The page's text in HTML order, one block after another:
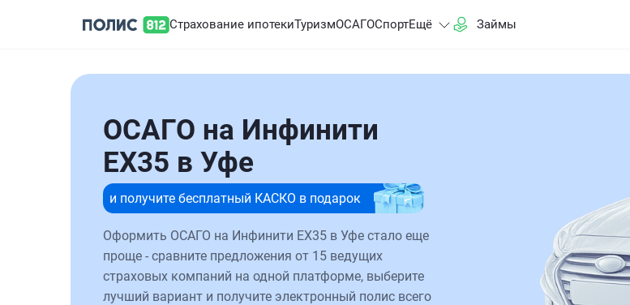
Страхование ипотекиТуризмОСАГОСпортЕщё Займы
ОСАГО на Инфинити
EX35 в Уфе
и получите бесплатный КАСКО в подарок
Оформить ОСАГО на Инфинити EX35 в Уфе стало еще
проще - сравните предложения от 15 ведущих
страховых компаний на одной платформе, выберите
лучший вариант и получите электронный полис всего